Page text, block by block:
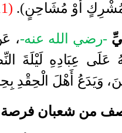
لِمُشْرِكٍ أَوْ مُشَاحِنٍ).
(11)
-رضي الله عنه-،
عَلَى عِبَادِهِ لَيْلَةَ
وَيَدَعُ أَهْلَ الْحِقْدِ
من شعبان فرصة